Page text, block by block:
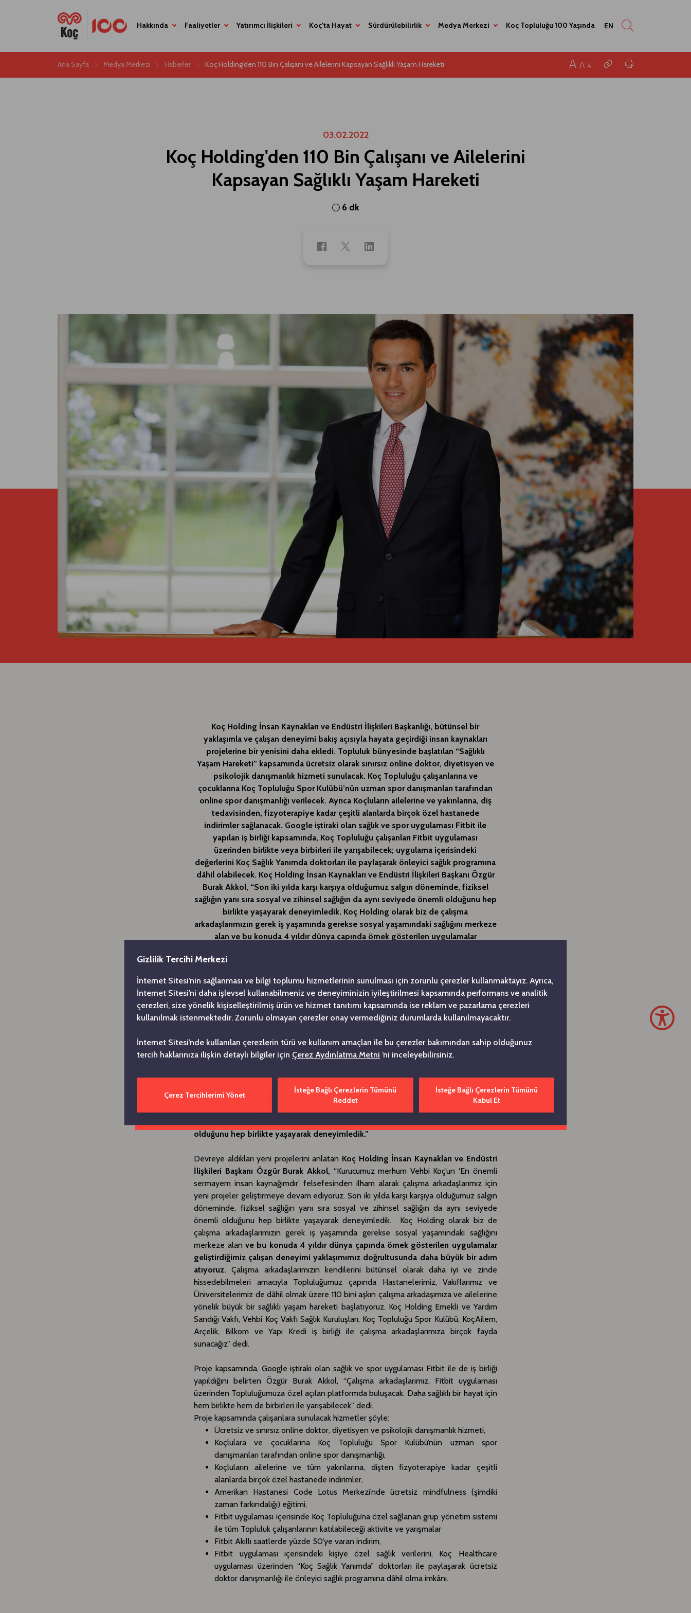
Hakkında Faaliyetler Yatırımcı İlişkileri Koç'ta Hayat Sürdürülebilirlik Medya Merkezi Koç Topluluğu 100 Yaşında EN
Ana Sayfa Medya Merkezi Haberler Koç Holding'den 110 Bin Çalışanı ve Ailelerini Kapsayan Sağlıklı Yaşam Hareketi
03.02.2022
Koç Holding'den 110 Bin Çalışanı ve Ailelerini
Kapsayan Sağlıklı Yaşam Hareketi
6 dk
Koç Holding İnsan Kaynakları ve Endüstri İlişkileri Başkanlığı, bütünsel bir
yaklaşımla ve çalışan deneyimi bakış açısıyla hayata geçirdiği insan kaynakları
projelerine bir yenisini daha ekledi. Topluluk bünyesinde başlatılan “Sağlıklı
Yaşam Hareketi” kapsamında ücretsiz olarak sınırsız online doktor, diyetisyen ve
psikolojik danışmanlık hizmeti sunulacak. Koç Topluluğu çalışanlarına ve
çocuklarına Koç Topluluğu Spor Kulübü’nün uzman spor danışmanları tarafından
online spor danışmanlığı verilecek. Ayrıca Koçluların ailelerine ve yakınlarına, diş
tedavisinden, fizyoterapiye kadar çeşitli alanlarda birçok özel hastanede
indirimler sağlanacak. Google iştiraki olan sağlık ve spor uygulaması Fitbit ile
yapılan iş birliği kapsamında, Koç Topluluğu çalışanları Fitbit uygulaması
üzerinden birlikte veya birbirleri ile yarışabilecek; uygulama içerisindeki
değerlerini Koç Sağlık Yanımda doktorları ile paylaşarak önleyici sağlık programına
dâhil olabilecek. Koç Holding İnsan Kaynakları ve Endüstri İlişkileri Başkanı Özgür
Burak Akkol, “Son iki yılda karşı karşıya olduğumuz salgın döneminde, fiziksel
sağlığın yanı sıra sosyal ve zihinsel sağlığın da aynı seviyede önemli olduğunu hep
birlikte yaşayarak deneyimledik. Koç Holding olarak biz de çalışma
arkadaşlarımızın gerek iş yaşamında gerekse sosyal yaşamındaki sağlığını merkeze
alan ve bu konuda 4 yıldır dünya çapında örnek gösterilen uygulamalar
atıyoruz. Çalışma arkadaşlarımızın kendilerini bütünsel olarak daha iyi ve zinde
Üniversitelerimiz de dâhil olmak üzere 110 bini aşkın çalışma arkadaşımıza ve
ailelerine yönelik büyük bir sağlıklı yaşam hareketi başlatıyoruz” dedi.
Covid-19 sürecindeki başarılı insan kaynakları uygulamaları ile Dünya Ekonomik Forumu
yaratacak yeni bir projeyi devreye alıyor. Koç Topluluğu’nun çalışan deneyimi
uygulamaları kapsamında başlatılan “Sağlıklı Yaşam Hareketi” ile Topluluk çalışanlarına
online psikolojik danışmanlığa kadar birçok imkân ücretsiz olarak sunuluyor.
olduğunu hep birlikte yaşayarak deneyimledik.”
Devreye aldıkları yeni projelerini anlatan Koç Holding İnsan Kaynakları ve Endüstri
İlişkileri Başkanı Özgür Burak Akkol, “Kurucumuz merhum Vehbi Koç’un ‘En önemli
sermayem insan kaynağımdır’ felsefesinden ilham alarak çalışma arkadaşlarımız için
yeni projeler geliştirmeye devam ediyoruz. Son iki yılda karşı karşıya olduğumuz salgın
döneminde, fiziksel sağlığın yanı sıra sosyal ve zihinsel sağlığın da aynı seviyede
önemli olduğunu hep birlikte yaşayarak deneyimledik. Koç Holding olarak biz de
çalışma arkadaşlarımızın gerek iş yaşamında gerekse sosyal yaşamındaki sağlığını
merkeze alanve bu konuda 4 yıldır dünya çapında örnek gösterilen uygulamalar
geliştirdiğimiz çalışan deneyimi yaklaşımımız doğrultusunda daha büyük bir adım
atıyoruz. Çalışma arkadaşlarımızın kendilerini bütünsel olarak daha iyi ve zinde
hissedebilmeleri amacıyla Topluluğumuz çapında Hastanelerimiz, Vakıflarımız ve
Üniversitelerimiz de dâhil olmak üzere 110 bini aşkın çalışma arkadaşımıza ve ailelerine
yönelik büyük bir sağlıklı yaşam hareketi başlatıyoruz. Koç Holding Emekli ve Yardım
Sandığı Vakfı, Vehbi Koç Vakfı Sağlık Kuruluşları, Koç Topluluğu Spor Kulübü, KoçAilem,
Arçelik, Bilkom ve Yapı Kredi iş birliği ile çalışma arkadaşlarımıza birçok fayda
sunacağız” dedi.
Proje kapsamında, Google iştiraki olan sağlık ve spor uygulaması Fitbit ile de iş birliği
yapıldığını belirten Özgür Burak Akkol, “Çalışma arkadaşlarımız, Fitbit uygulaması
üzerinden Topluluğumuza özel açılan platformda buluşacak. Daha sağlıklı bir hayat için
hem birlikte hem de birbirleri ile yarışabilecek” dedi.
Proje kapsamında çalışanlara sunulacak hizmetler şöyle:
Ücretsiz ve sınırsız online doktor, diyetisyen ve psikolojik danışmanlık hizmeti,
Koçlulara ve çocuklarına Koç Topluluğu Spor Kulübü’nün uzman spor
danışmanları tarafından online spor danışmanlığı,
Koçluların ailelerine ve tüm yakınlarına, dişten fizyoterapiye kadar çeşitli
alanlarda birçok özel hastanede indirimler,
Amerikan Hastanesi Code Lotus Merkezi’nde ücretsiz mindfulness (şimdiki
zaman farkındalığı) eğitimi,
Fitbit uygulaması içerisinde Koç Topluluğu’na özel sağlanan grup yönetim sistemi
ile tüm Topluluk çalışanlarının katılabileceği aktivite ve yarışmalar
Fitbit Akıllı saatlerde yüzde 50’ye varan indirim,
Fitbit uygulaması içerisindeki kişiye özel sağlık verilerini, Koç Healthcare
uygulaması üzerinden “Koç Sağlık Yanımda” doktorları ile paylaşarak ücretsiz
doktor danışmanlığı ile önleyici sağlık programına dâhil olma imkânı.
Gizlilik Tercihi Merkezi
İnternet Sitesi’nin sağlanması ve bilgi toplumu hizmetlerinin sunulması için zorunlu çerezler kullanmaktayız. Ayrıca,
İnternet Sitesi’ni daha işlevsel kullanabilmeniz ve deneyiminizin iyileştirilmesi kapsamında performans ve analitik
çerezleri, size yönelik kişiselleştirilmiş ürün ve hizmet tanıtımı kapsamında ise reklam ve pazarlama çerezleri
kullanılmak istenmektedir. Zorunlu olmayan çerezler onay vermediğiniz durumlarda kullanılmayacaktır.
İnternet Sitesi’nde kullanılan çerezlerin türü ve kullanım amaçları ile bu çerezler bakımından sahip olduğunuz
tercih haklarınıza ilişkin detaylı bilgiler için Çerez Aydınlatma Metni ’ni inceleyebilirsiniz.
Çerez Tercihlerimi Yönet
İsteğe Bağlı Çerezlerin Tümünü
Reddet
İsteğe Bağlı Çerezlerin Tümünü
Kabul Et